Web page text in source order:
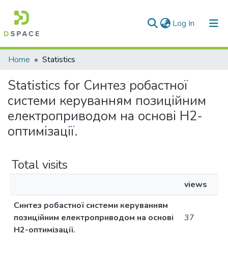
Log In (current)
Communities & Collections
All of DSpace
Home Statistics
Statistics for Синтез робастної
системи керуванням позиційним
електроприводом на основі H2-
оптимізації.
Total visits
views
Синтез робастної системи керуванням
позиційним електроприводом на основі
H2-оптимізації.
37